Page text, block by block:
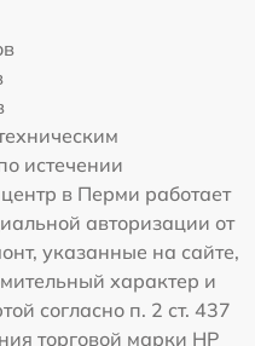
истечении
в Перми работает
авторизации от
указанные на сайте,
характер и
согласно п. 2 ст. 437
торговой марки HP